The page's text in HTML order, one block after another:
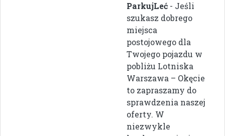
ParkujLeć - Jeśli
szukasz dobrego
miejsca
postojowego dla
Twojego pojazdu w
pobliżu Lotniska
Warszawa – Okęcie
to zapraszamy do
sprawdzenia naszej
oferty. W
niezwykle